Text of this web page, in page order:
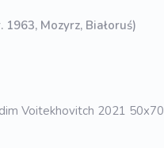
1963, Mozyrz, Białoruś)
Voitekhovitch 2021 50x70